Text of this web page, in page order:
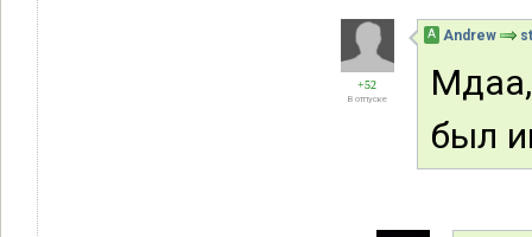
+52
В отпуске
А Andrew
был